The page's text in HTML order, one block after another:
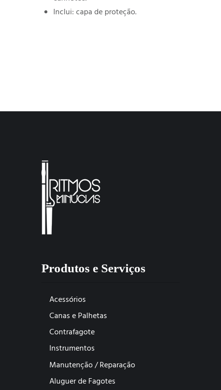
Inclui: capa de proteção.
Produtos e Serviços
Acessórios
Canas e Palhetas
Contrafagote
Instrumentos
Manutenção / Reparação
Aluguer de Fagotes